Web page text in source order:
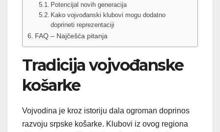
Potencijal novih generacija
Kako vojvođanski klubovi mogu dodatno
doprineti reprezentaciji
FAQ – Najčešća pitanja
Tradicija vojvođanske
košarke
Vojvodina je kroz istoriju dala ogroman doprinos
razvoju srpske košarke. Klubovi iz ovog regiona